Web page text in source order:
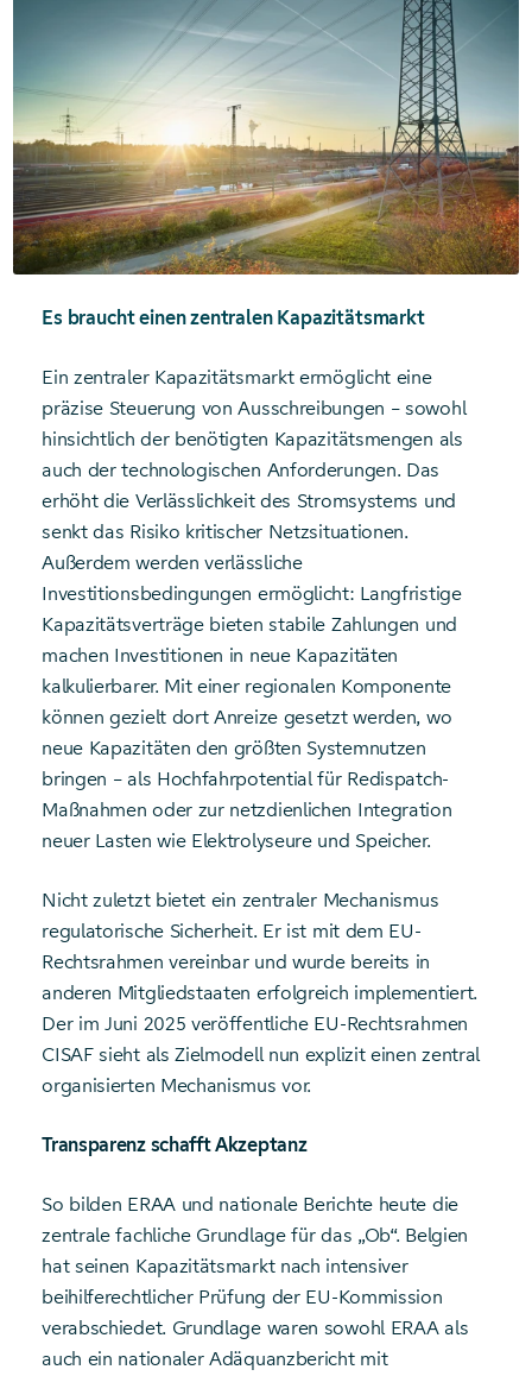
Es braucht einen zentralen Kapazitätsmarkt
Ein zentraler Kapazitätsmarkt ermöglicht eine
präzise Steuerung von Ausschreibungen – sowohl
hinsichtlich der benötigten Kapazitätsmengen als
auch der technologischen Anforderungen. Das
erhöht die Verlässlichkeit des Stromsystems und
senkt das Risiko kritischer Netzsituationen.
Außerdem werden verlässliche
Investitionsbedingungen ermöglicht: Langfristige
Kapazitätsverträge bieten stabile Zahlungen und
machen Investitionen in neue Kapazitäten
kalkulierbarer. Mit einer regionalen Komponente
können gezielt dort Anreize gesetzt werden, wo
neue Kapazitäten den größten Systemnutzen
bringen – als Hochfahrpotential für Redispatch-
Maßnahmen oder zur netzdienlichen Integration
neuer Lasten wie Elektrolyseure und Speicher.
Nicht zuletzt bietet ein zentraler Mechanismus
regulatorische Sicherheit. Er ist mit dem EU-
Rechtsrahmen vereinbar und wurde bereits in
anderen Mitgliedstaaten erfolgreich implementiert.
Der im Juni 2025 veröffentliche EU-Rechtsrahmen
CISAF sieht als Zielmodell nun explizit einen zentral
organisierten Mechanismus vor.
Transparenz schafft Akzeptanz
So bilden ERAA und nationale Berichte heute die
zentrale fachliche Grundlage für das „Ob“. Belgien
hat seinen Kapazitätsmarkt nach intensiver
beihilferechtlicher Prüfung der EU-Kommission
verabschiedet. Grundlage waren sowohl ERAA als
auch ein nationaler Adäquanzbericht mit